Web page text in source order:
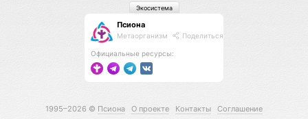
Псиона
Метаорганизм Поделиться
Официальные ресурсы:
Экосистема
1995–2026 © Псиона О проекте Контакты Соглашение